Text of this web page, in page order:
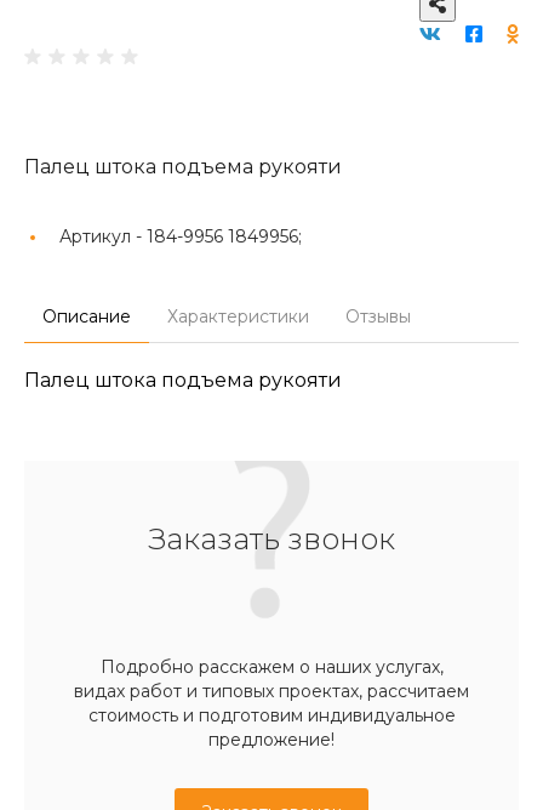
Палец штока подъема рукояти
Артикул - 184-9956 1849956;
Описание Характеристики Отзывы
Палец штока подъема рукояти
Заказать звонок
Подробно расскажем о наших услугах,
видах работ и типовых проектах, рассчитаем
стоимость и подготовим индивидуальное
предложение!